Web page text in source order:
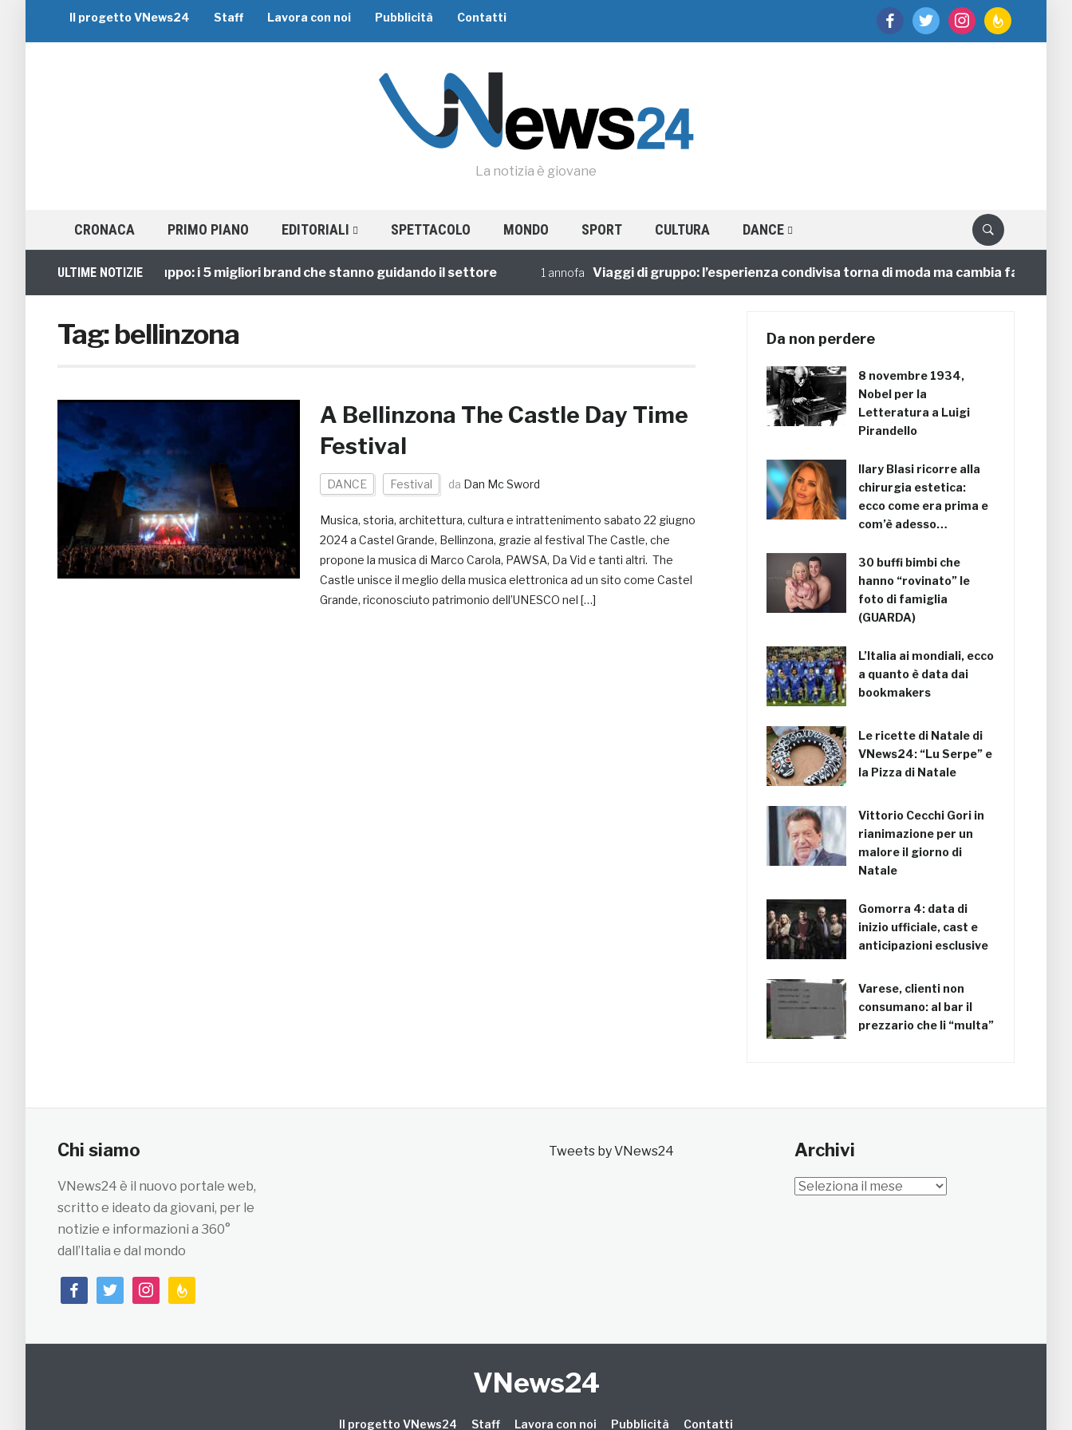
facebooktwitter instagramfeedburner
Il progetto VNews24 Staff Lavora con noi Pubblicità Contatti
La notizia è giovane
CRONACA PRIMO PIANO EDITORIALI SPETTACOLO MONDO SPORT CULTURA DANCE
ULTIME NOTIZIE
Viaggi di Gruppo: i 5 migliori brand che stanno guidando il settore 1 annofa Viaggi di gruppo: l’esperienza condivisa torna di moda ma cambia faccia
Tag:bellinzona
A Bellinzona The Castle Day Time
Festival
DANCE Festival da Dan Mc Sword
Musica, storia, architettura, cultura e intrattenimento sabato 22 giugno
2024 a Castel Grande, Bellinzona, grazie al festival The Castle, che
propone la musica di Marco Carola, PAWSA, Da Vid e tanti altri. The
Castle unisce il meglio della musica elettronica ad un sito come Castel
Grande, riconosciuto patrimonio dell’UNESCO nel […]
Da non perdere
8 novembre 1934,
Nobel per la
Letteratura a Luigi
Pirandello
Ilary Blasi ricorre alla
chirurgia estetica:
ecco come era prima e
com’è adesso…
30 buffi bimbi che
hanno “rovinato” le
foto di famiglia
(GUARDA)
L’Italia ai mondiali, ecco
a quanto è data dai
bookmakers
Le ricette di Natale di
VNews24: “Lu Serpe” e
la Pizza di Natale
Vittorio Cecchi Gori in
rianimazione per un
malore il giorno di
Natale
Gomorra 4: data di
inizio ufficiale, cast e
anticipazioni esclusive
Varese, clienti non
consumano: al bar il
prezzario che li “multa”
Chi siamo
VNews24 è il nuovo portale web,
scritto e ideato da giovani, per le
notizie e informazioni a 360°
dall’Italia e dal mondo
facebooktwitterinstagramfeedburner
Tweets by VNews24 Archivi
Archivi
VNews24
Il progetto VNews24 Staff Lavora con noi Pubblicità Contatti